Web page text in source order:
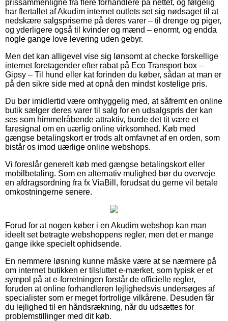
prissammenligne fra flere forhandlere på nettet, og følgelig
har flertallet af Akudim internet outlets set sig nødsaget til at
nedskære salgspriserne på deres varer – til drenge og piger,
og yderligere også til kvinder og mænd – enormt, og endda
nogle gange love levering uden gebyr.
Men det kan alligevel vise sig lønsomt at checke forskellige
internet foretagender efter rabat på Eco Transport box –
Gipsy – Til hund eller kat forinden du køber, sådan at man er
på den sikre side med at opnå den mindst kostelige pris.
Du bør imidlertid være omhyggelig med, at såfremt en online
butik sælger deres varer til salg for en udsalgspris der kan
ses som himmelråbende attraktiv, burde det tit være et
faresignal om en uærlig online virksomhed. Køb med
gængse betalingskort er trods alt omfavnet af en orden, som
bistår os imod uærlige online webshops.
Vi foreslår generelt køb med gængse betalingskort eller
mobilbetaling. Som en alternativ mulighed bør du overveje
en afdragsordning fra fx ViaBill, forudsat du gerne vil betale
omkostningerne senere.
Forud for at nogen køber i en Akudim webshop kan man
ideelt set betragte webshoppens regler, men det er mange
gange ikke specielt ophidsende.
En nemmere løsning kunne måske være at se nærmere på
om internet butikken er tilsluttet e-mærket, som typisk er et
sympol på at e-forretningen forstår de officielle regler,
foruden at online forhandleren lejlighedsvis undersøges af
specialister som er meget fortrolige vilkårene. Desuden får
du lejlighed til en håndsrækning, når du udsættes for
problemstillinger med dit køb.